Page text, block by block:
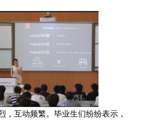
，互动频繁。毕业生们纷纷表示，